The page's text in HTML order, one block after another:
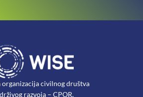
civilnog društva
razvoja – CPOR.